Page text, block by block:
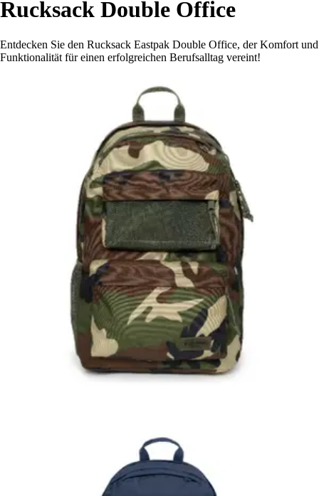
Rucksack Double Office
Entdecken Sie den Rucksack Eastpak Double Office, der Komfort und
Funktionalität für einen erfolgreichen Berufsalltag vereint!